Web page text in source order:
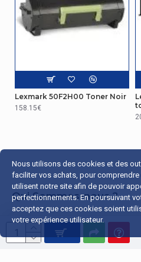
Lexmark 50F2H00 Toner Noir
158.15€
Qui Sommes-nous ?
Liens Utiles
Nous utilisons des cookies et des
faciliter vos achats, pour
utilisent notre site afin de pouvoir
perfectionnements. En poursuivant
acceptez que ces cookies soient
votre expérience utilisateur.